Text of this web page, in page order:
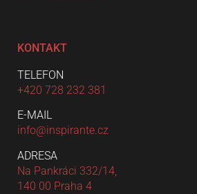
KONTAKT
TELEFON
+420 728 232 381
E-MAIL
info@inspirante.cz
ADRESA
Na Pankráci 332/14,
140 00 Praha 4